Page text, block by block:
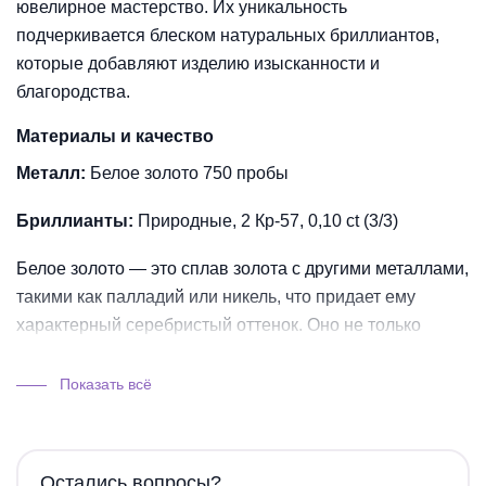
ювелирное мастерство. Их уникальность
подчеркивается блеском натуральных бриллиантов,
которые добавляют изделию изысканности и
благородства.
Материалы и качество
Металл: Белое золото 750 пробы
Бриллианты: Природные, 2 Кр-57, 0,10 ct (3/3)
Белое золото — это сплав золота с другими металлами,
такими как палладий или никель, что придает ему
характерный серебристый оттенок. Оно не только
прочностью, что делает серьги идеальными для
Показать всё